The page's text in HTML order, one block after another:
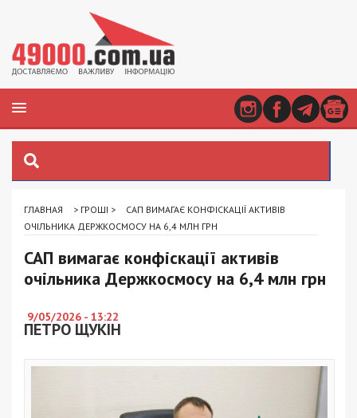
ГЛАВНАЯ > ГРОШІ >
САП ВИМАГАЄ КОНФІСКАЦІЇ АКТИВІВ
ОЧІЛЬНИКА ДЕРЖКОСМОСУ НА 6,4 МЛН ГРН
САП вимагає конфіскації активів
очільника Держкосмосу на 6,4 млн грн
9/05/2026 - 13:22
ПЕТРО ЩУКІН